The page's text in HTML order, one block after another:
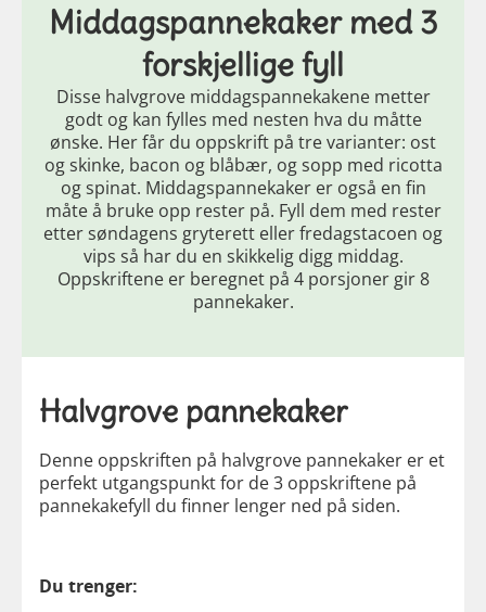
Middagspannekaker med 3
forskjellige fyll
Disse halvgrove middagspannekakene metter
godt og kan fylles med nesten hva du måtte
ønske. Her får du oppskrift på tre varianter: ost
og skinke, bacon og blåbær, og sopp med ricotta
og spinat. Middagspannekaker er også en fin
måte å bruke opp rester på. Fyll dem med rester
etter søndagens gryterett eller fredagstacoen og
vips så har du en skikkelig digg middag.
Oppskriftene er beregnet på 4 porsjoner gir 8
pannekaker.
Halvgrove pannekaker
Denne oppskriften på halvgrove pannekaker er et
perfekt utgangspunkt for de 3 oppskriftene på
pannekakefyll du finner lenger ned på siden.
Du trenger: